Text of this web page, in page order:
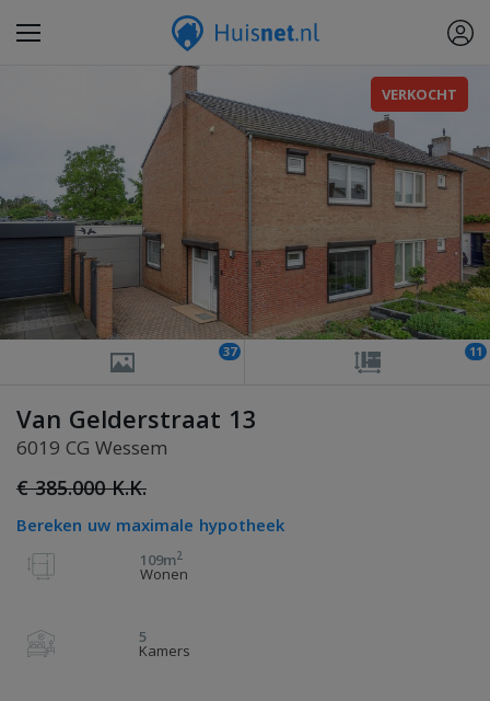
VERKOCHT
37 11
Van Gelderstraat 13
6019 CG Wessem
€ 385.000 K.K.
Bereken uw maximale hypotheek
109m2
Wonen
5
Kamers